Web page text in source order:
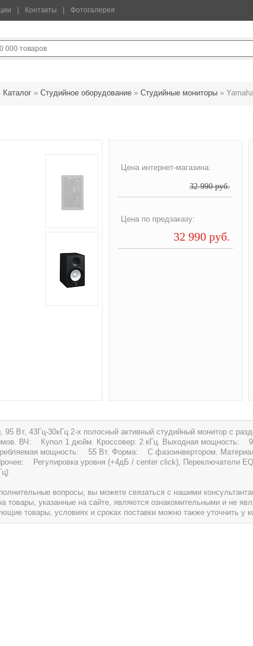
Контакты Фотогалерея
Каталог » Студийное оборудование » Студийные мониторы »
Цена интернет-магазина:
32 990 руб.
Цена по предзаказу:
32 990 руб.
Вт, 43Гц-30кГц 2-х полосный активный студийный монитор с
ВЧ: Купол 1 дюйм. Кроссовер: 2 кГц. Выходная мощность:
мощность: 55 Вт. Форма: С фазоинвертором.
Регулировка уровня (+4дБ / center click), Переключатели
вопросы, вы можете связаться с нашими
товары, указанные на сайте, являются ознакомительными и не
товары, условиях и сроках поставки можно также уточнить у